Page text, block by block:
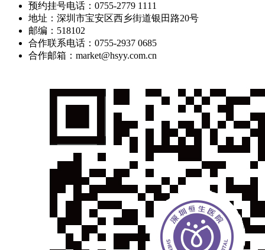
预约挂号电话：0755-2779 1111
地址：深圳市宝安区西乡街道银田路20号
邮编：518102
合作联系电话：0755-2937 0685
合作邮箱：market@hsyy.com.cn